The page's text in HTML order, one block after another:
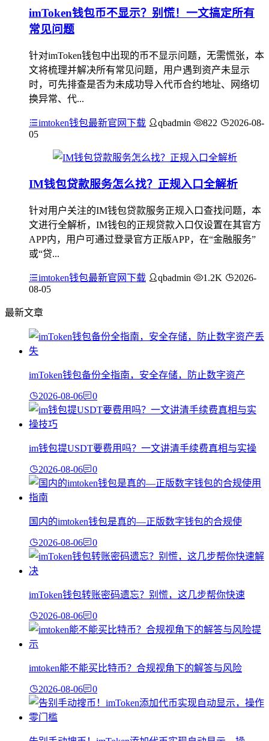
imToken钱包币不显示？别慌！一文搞定所有
常见问题
针对imToken钱包中出现的币不显示问题，无需慌张，本
文将梳理并解决所有常见问题，用户遇到资产未显示
时，可先排查是否为未成功导入代币合约地址、网络切
换异常、代...
imtoken钱包最新官网下载 qbadmin 822
2026-08-
05
IM钱包贷款服务怎么找？正规入口全解析
针对用户关注的IM钱包贷款服务正规入口查找问题，本
文进行全解析，IM钱包的正规贷款入口仅设置在其官方
APP内，用户可通过登录官方正版APP，在“金融服务”
或“贷...
imtoken钱包最新官网下载 qbadmin 1.2K
2026-
08-05
最新文章
imToken钱包备份全指南，安全存储，防止数字资产
2026-08-06 0
im钱包提USDT要费用吗？一文讲清手续费真相与实操
2026-08-06 0
国内的imtoken钱包是真的—正版数字钱包的合规使
2026-08-06 0
imToken钱包转账密码遗忘？别慌，这几步帮你快速
2026-08-06 0
imtoken能不能买比特币？合规视角下的解答与风险
2026-08-06 0